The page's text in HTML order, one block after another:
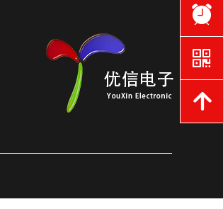
뀥
낃
녕